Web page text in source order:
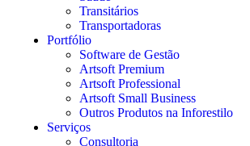
Transitários
Transportadoras
Portfólio
Software de Gestão
Artsoft Premium
Artsoft Professional
Artsoft Small Business
Outros Produtos na Inforestilo
Serviços
Consultoria